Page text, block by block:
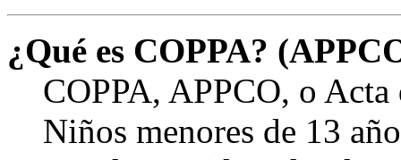
¿Qué es COPPA?
COPPA, APPCO, o
Niños menores de 13